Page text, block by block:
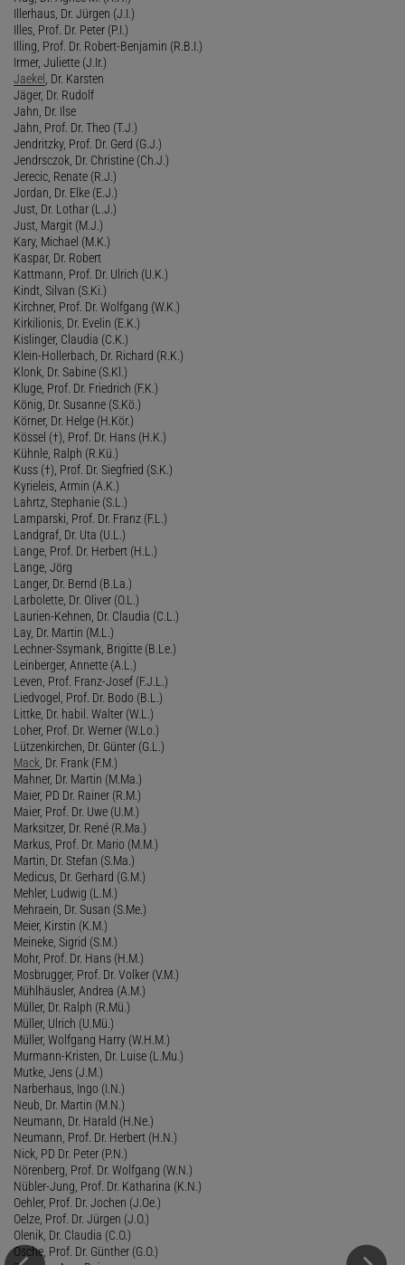
Illerhaus, Dr. Jürgen (J.I.)
Illes, Prof. Dr. Peter (P.I.)
Illing, Prof. Dr. Robert-Benjamin (R.B.I.)
Irmer, Juliette (J.Ir.)
Jaekel , Dr. Karsten
Jäger, Dr. Rudolf
Jahn, Dr. Ilse
Jahn, Prof. Dr. Theo (T.J.)
Jendritzky, Prof. Dr. Gerd (G.J.)
Jendrsczok, Dr. Christine (Ch.J.)
Jerecic, Renate (R.J.)
Jordan, Dr. Elke (E.J.)
Just, Dr. Lothar (L.J.)
Just, Margit (M.J.)
Kary, Michael (M.K.)
Kaspar, Dr. Robert
Kattmann, Prof. Dr. Ulrich (U.K.)
Kindt, Silvan (S.Ki.)
Kirchner, Prof. Dr. Wolfgang (W.K.)
Kirkilionis, Dr. Evelin (E.K.)
Kislinger, Claudia (C.K.)
Klein-Hollerbach, Dr. Richard (R.K.)
Klonk, Dr. Sabine (S.Kl.)
Kluge, Prof. Dr. Friedrich (F.K.)
König, Dr. Susanne (S.Kö.)
Körner, Dr. Helge (H.Kör.)
Kössel (†), Prof. Dr. Hans (H.K.)
Kühnle, Ralph (R.Kü.)
Kuss (†), Prof. Dr. Siegfried (S.K.)
Kyrieleis, Armin (A.K.)
Lahrtz, Stephanie (S.L.)
Lamparski, Prof. Dr. Franz (F.L.)
Landgraf, Dr. Uta (U.L.)
Lange, Prof. Dr. Herbert (H.L.)
Lange, Jörg
Langer, Dr. Bernd (B.La.)
Larbolette, Dr. Oliver (O.L.)
Laurien-Kehnen, Dr. Claudia (C.L.)
Lay, Dr. Martin (M.L.)
Lechner-Ssymank, Brigitte (B.Le.)
Leinberger, Annette (A.L.)
Leven, Prof. Franz-Josef (F.J.L.)
Liedvogel, Prof. Dr. Bodo (B.L.)
Littke, Dr. habil. Walter (W.L.)
Loher, Prof. Dr. Werner (W.Lo.)
Lützenkirchen, Dr. Günter (G.L.)
Mack , Dr. Frank (F.M.)
Mahner, Dr. Martin (M.Ma.)
Maier, PD Dr. Rainer (R.M.)
Maier, Prof. Dr. Uwe (U.M.)
Marksitzer, Dr. René (R.Ma.)
Markus, Prof. Dr. Mario (M.M.)
Martin, Dr. Stefan (S.Ma.)
Medicus, Dr. Gerhard (G.M.)
Mehler, Ludwig (L.M.)
Mehraein, Dr. Susan (S.Me.)
Meier, Kirstin (K.M.)
Meineke, Sigrid (S.M.)
Mohr, Prof. Dr. Hans (H.M.)
Mosbrugger, Prof. Dr. Volker (V.M.)
Mühlhäusler, Andrea (A.M.)
Müller, Dr. Ralph (R.Mü.)
Müller, Ulrich (U.Mü.)
Müller, Wolfgang Harry (W.H.M.)
Murmann-Kristen, Dr. Luise (L.Mu.)
Mutke, Jens (J.M.)
Narberhaus, Ingo (I.N.)
Neub, Dr. Martin (M.N.)
Neumann, Dr. Harald (H.Ne.)
Neumann, Prof. Dr. Herbert (H.N.)
Nick, PD Dr. Peter (P.N.)
Nörenberg, Prof. Dr. Wolfgang (W.N.)
Nübler-Jung, Prof. Dr. Katharina (K.N.)
Oehler, Prof. Dr. Jochen (J.Oe.)
Oelze, Prof. Dr. Jürgen (J.O.)
Olenik, Dr. Claudia (C.O.)
Osche, Prof. Dr. Günther (G.O.)